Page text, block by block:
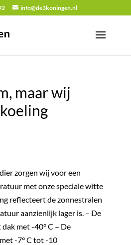
info@de3koningen.nl
maar wij
zorgen wij voor een
met onze speciale witte
reflecteert de zonnestralen
aanzienlijk lager is. – De
met -40° C – De
-7° C tot -10